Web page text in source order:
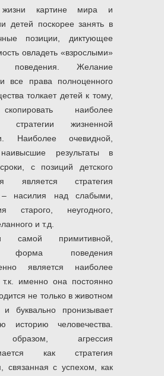
жизни картине мира и
детей поскорее занять в
позиции, диктующее
овладеть «взрослыми»
поведения. Желание
все права полноценного
толкает детей к тому,
наиболее
стратегии жизненной
Наиболее очевидной,
результаты в
с позиций детского
является стратегия
– насилия над слабыми,
старого, неугодного,
и т.д.
самой примитивной,
форма поведения
является наиболее
т.к. именно она постоянно
не только в животном
буквально пронизывает
историю человечества.
агрессия
как стратегия
связанная с успехом, как